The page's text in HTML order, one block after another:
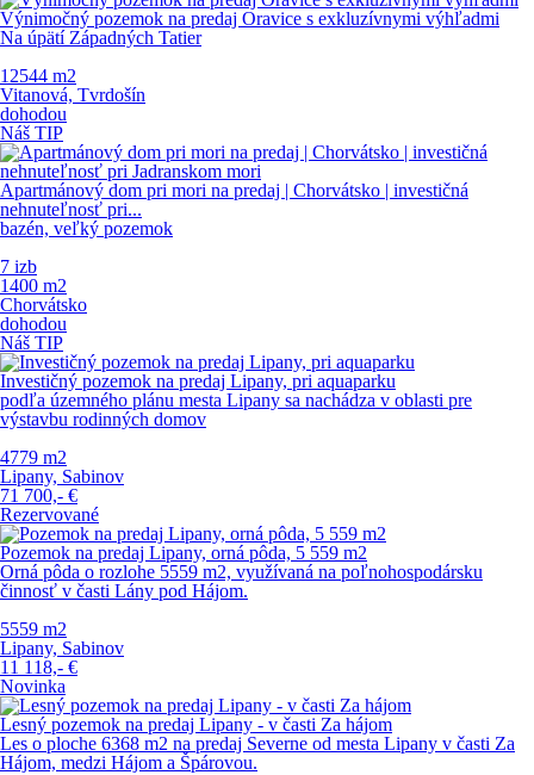
Výnimočný pozemok na predaj Oravice s exkluzívnymi výhľadmi
Na úpätí Západných Tatier
12544 m2
Vitanová, Tvrdošín
dohodou
Náš TIP
Apartmánový dom pri mori na predaj | Chorvátsko | investičná
nehnuteľnosť pri...
bazén, veľký pozemok
7 izb
1400 m2
Chorvátsko
dohodou
Náš TIP
Investičný pozemok na predaj Lipany, pri aquaparku
podľa územného plánu mesta Lipany sa nachádza v oblasti pre
výstavbu rodinných domov
4779 m2
Lipany, Sabinov
71 700,- €
Rezervované
Pozemok na predaj Lipany, orná pôda, 5 559 m2
Orná pôda o rozlohe 5559 m2, využívaná na poľnohospodársku
činnosť v časti Lány pod Hájom.
5559 m2
Lipany, Sabinov
11 118,- €
Novinka
Lesný pozemok na predaj Lipany - v časti Za hájom
Les o ploche 6368 m2 na predaj Severne od mesta Lipany v časti Za
Hájom, medzi Hájom a Špárovou.